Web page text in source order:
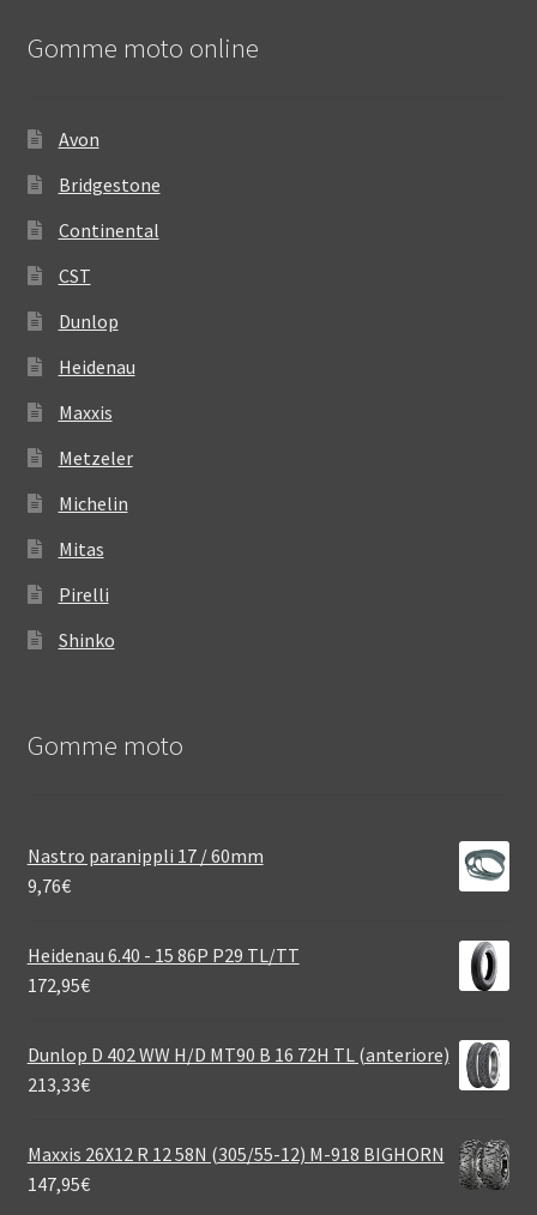
Gomme moto online
Avon
Bridgestone
Continental
CST
Dunlop
Heidenau
Maxxis
Metzeler
Michelin
Mitas
Pirelli
Shinko
Gomme moto
Nastro paranippli 17 / 60mm
9,76€
Heidenau 6.40 - 15 86P P29 TL/TT
172,95€
Dunlop D 402 WW H/D MT90 B 16 72H TL (anteriore)
213,33€
Maxxis 26X12 R 12 58N (305/55-12) M-918 BIGHORN
147,95€